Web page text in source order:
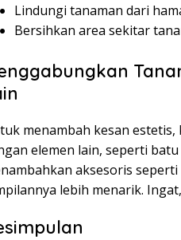
Lindungi tanaman dari
Bersihkan area sekitar
menambah kesan
elemen lain, seperti
aksesoris
lebih menarik.